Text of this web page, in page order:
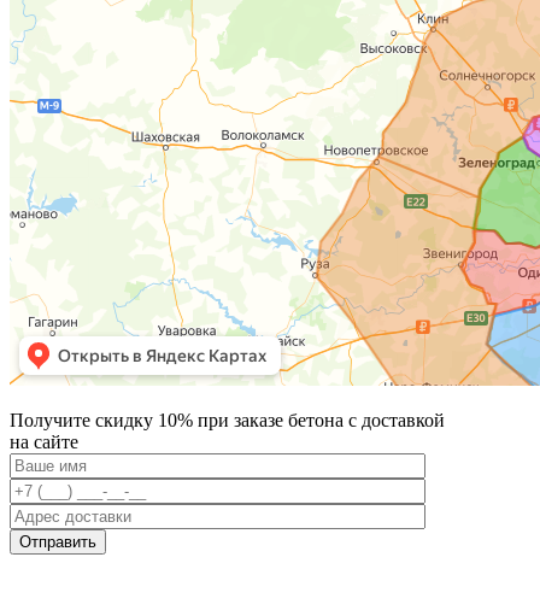
Получите скидку 10% при заказе бетона с доставкой
на сайте
Отправить